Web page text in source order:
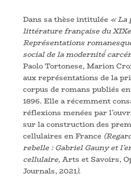
Dans sa thèse intitulée « La
littérature française du
Représentations
social de la modernité́
Paolo Tortonese, Marion
aux représentations de la
corpus de romans publiés
1896. Elle a récemment
réflexions menées par
sur la construction des
cellulaires en France
rebelle : Gabriel Gauny et
cellulaire,Arts et Savoirs,
Journals, 2021).